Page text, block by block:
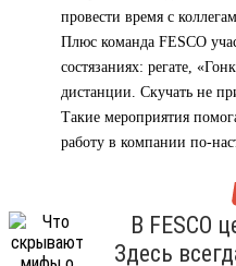
провести время с
Плюс команда FESCO
состязаниях: регате,
дистанции. Скучать не
Такие мероприятия
работу в компании по-
В FESCO
Здесь